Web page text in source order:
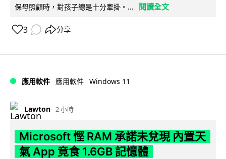
保母照顧時，對孩子總是十分牽掛。... 閱讀全文
3 分享
應用軟件 應用軟件 Windows 11
Lawton 2 小時
Microsoft 慳 RAM 承諾未兌現 內置天
氣 App 竟食 1.6GB 記憶體